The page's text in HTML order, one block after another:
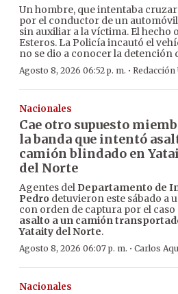
Un hombre, que intentaba
por el conductor de un
sin auxiliar a la víctima. El
Esteros. La Policía incautó el
no se dio a conocer la detención
Agosto 8, 2026 06:52 p. m. · Redacción
Nacionales
Cae otro supuesto
la banda que intentó
camión blindado en
del Norte
Agentes del Departamento de
Pedro detuvieron este sábado a
con orden de captura por el
asalto a un camión
Yataity del Norte.
Agosto 8, 2026 06:07 p. m. · Carlos
Nacionales